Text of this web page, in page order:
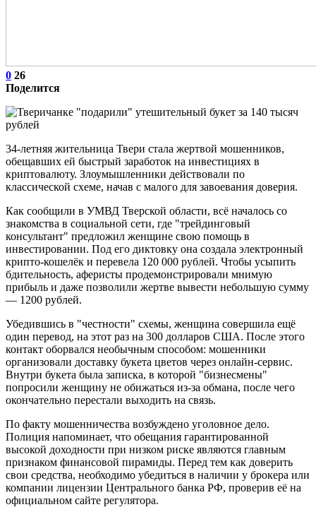
0 26
Поделится
34-летняя жительница Твери стала жертвой мошенников,
обещавших ей быстрый заработок на инвестициях в
криптовалюту. Злоумышленники действовали по
классической схеме, начав с малого для завоевания доверия.
Как сообщили в УМВД Тверской области, всё началось со
знакомства в социальной сети, где "трейдинговый
консультант" предложил женщине свою помощь в
инвестировании. Под его диктовку она создала электронный
крипто-кошелёк и перевела 120 000 рублей. Чтобы усыпить
бдительность, аферисты продемонстрировали мнимую
прибыль и даже позволили жертве вывести небольшую сумму
— 1200 рублей.
Убедившись в "честности" схемы, женщина совершила ещё
один перевод, на этот раз на 300 долларов США. После этого
контакт оборвался необычным способом: мошенники
организовали доставку букета цветов через онлайн-сервис.
Внутри букета была записка, в которой "бизнесмены"
попросили женщину не обижаться из-за обмана, после чего
окончательно перестали выходить на связь.
По факту мошенничества возбуждено уголовное дело.
Полиция напоминает, что обещания гарантированной
высокой доходности при низком риске являются главным
признаком финансовой пирамиды. Перед тем как доверить
свои средства, необходимо убедиться в наличии у брокера или
компании лицензии Центрального банка РФ, проверив её на
официальном сайте регулятора.